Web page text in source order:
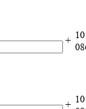
+ 10
+ 10